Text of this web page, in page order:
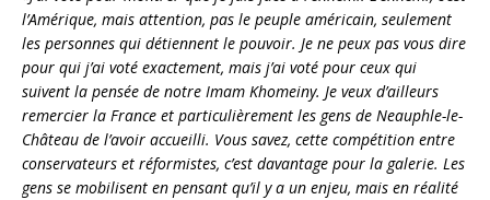
l’Amérique, mais attention, pas le peuple américain, seulement
les personnes qui détiennent le pouvoir. Je ne peux pas vous dire
pour qui j’ai voté exactement, mais j’ai voté pour ceux qui
suivent la pensée de notre Imam Khomeiny. Je veux d’ailleurs
remercier la France et particulièrement les gens de Neauphle-le-
Château de l’avoir accueilli. Vous savez, cette compétition entre
conservateurs et réformistes, c’est davantage pour la galerie. Les
gens se mobilisent en pensant qu’il y a un enjeu, mais en réalité